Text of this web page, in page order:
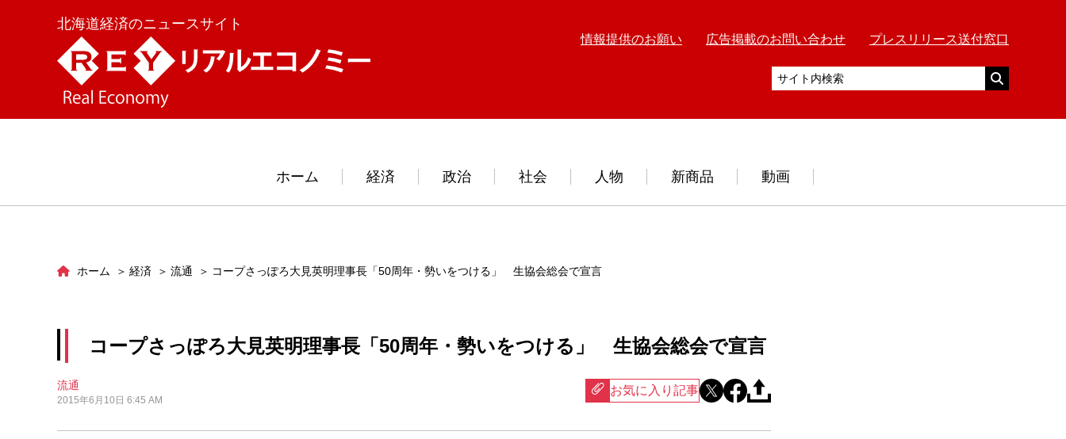
北海道経済のニュースサイト
情報提供のお願い 広告掲載のお問い合わせ プレスリリース送付窓口
ホーム 経済 政治 社会 人物 新商品 動画
ホーム 経済 流通 コープさっぽろ大見英明理事長「50周年・勢いをつける」 生協会総会で宣言
コープさっぽろ大見英明理事長「50周年・勢いをつける」 生協会総会で宣言
流通
2015年6月10日 6:45 AM
お気に入り記事